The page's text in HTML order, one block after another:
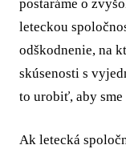
postaráme o
leteckou
odškodnenie, na
skúsenosti s
to urobiť, aby
Ak letecká